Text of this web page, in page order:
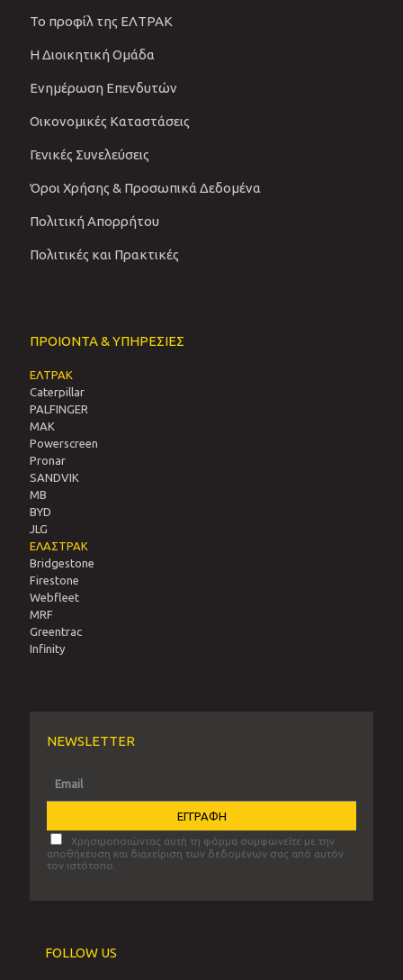
Το προφίλ της ΕΛΤΡΑΚ
Η Διοικητική Ομάδα
Ενημέρωση Επενδυτών
Οικονομικές Καταστάσεις
Γενικές Συνελεύσεις
Όροι Χρήσης & Προσωπικά Δεδομένα
Πολιτική Απορρήτου
Πολιτικές και Πρακτικές
ΠΡΟΙΟΝΤΑ & ΥΠΗΡΕΣΙΕΣ
ΕΛΤΡΑΚ
Caterpillar
PALFINGER
MAK
Powerscreen
Pronar
SANDVIΚ
MB
BYD
JLG
ΕΛΑΣΤΡΑΚ
Bridgestone
Firestone
Webfleet
MRF
Greentrac
Infinity
NEWSLETTER
Χρησιμοποιώντας αυτή τη φόρμα συμφωνείτε με την
αποθήκευση και διαχείριση των δεδομένων σας από αυτόν
τον ιστότοπο.
FOLLOW US